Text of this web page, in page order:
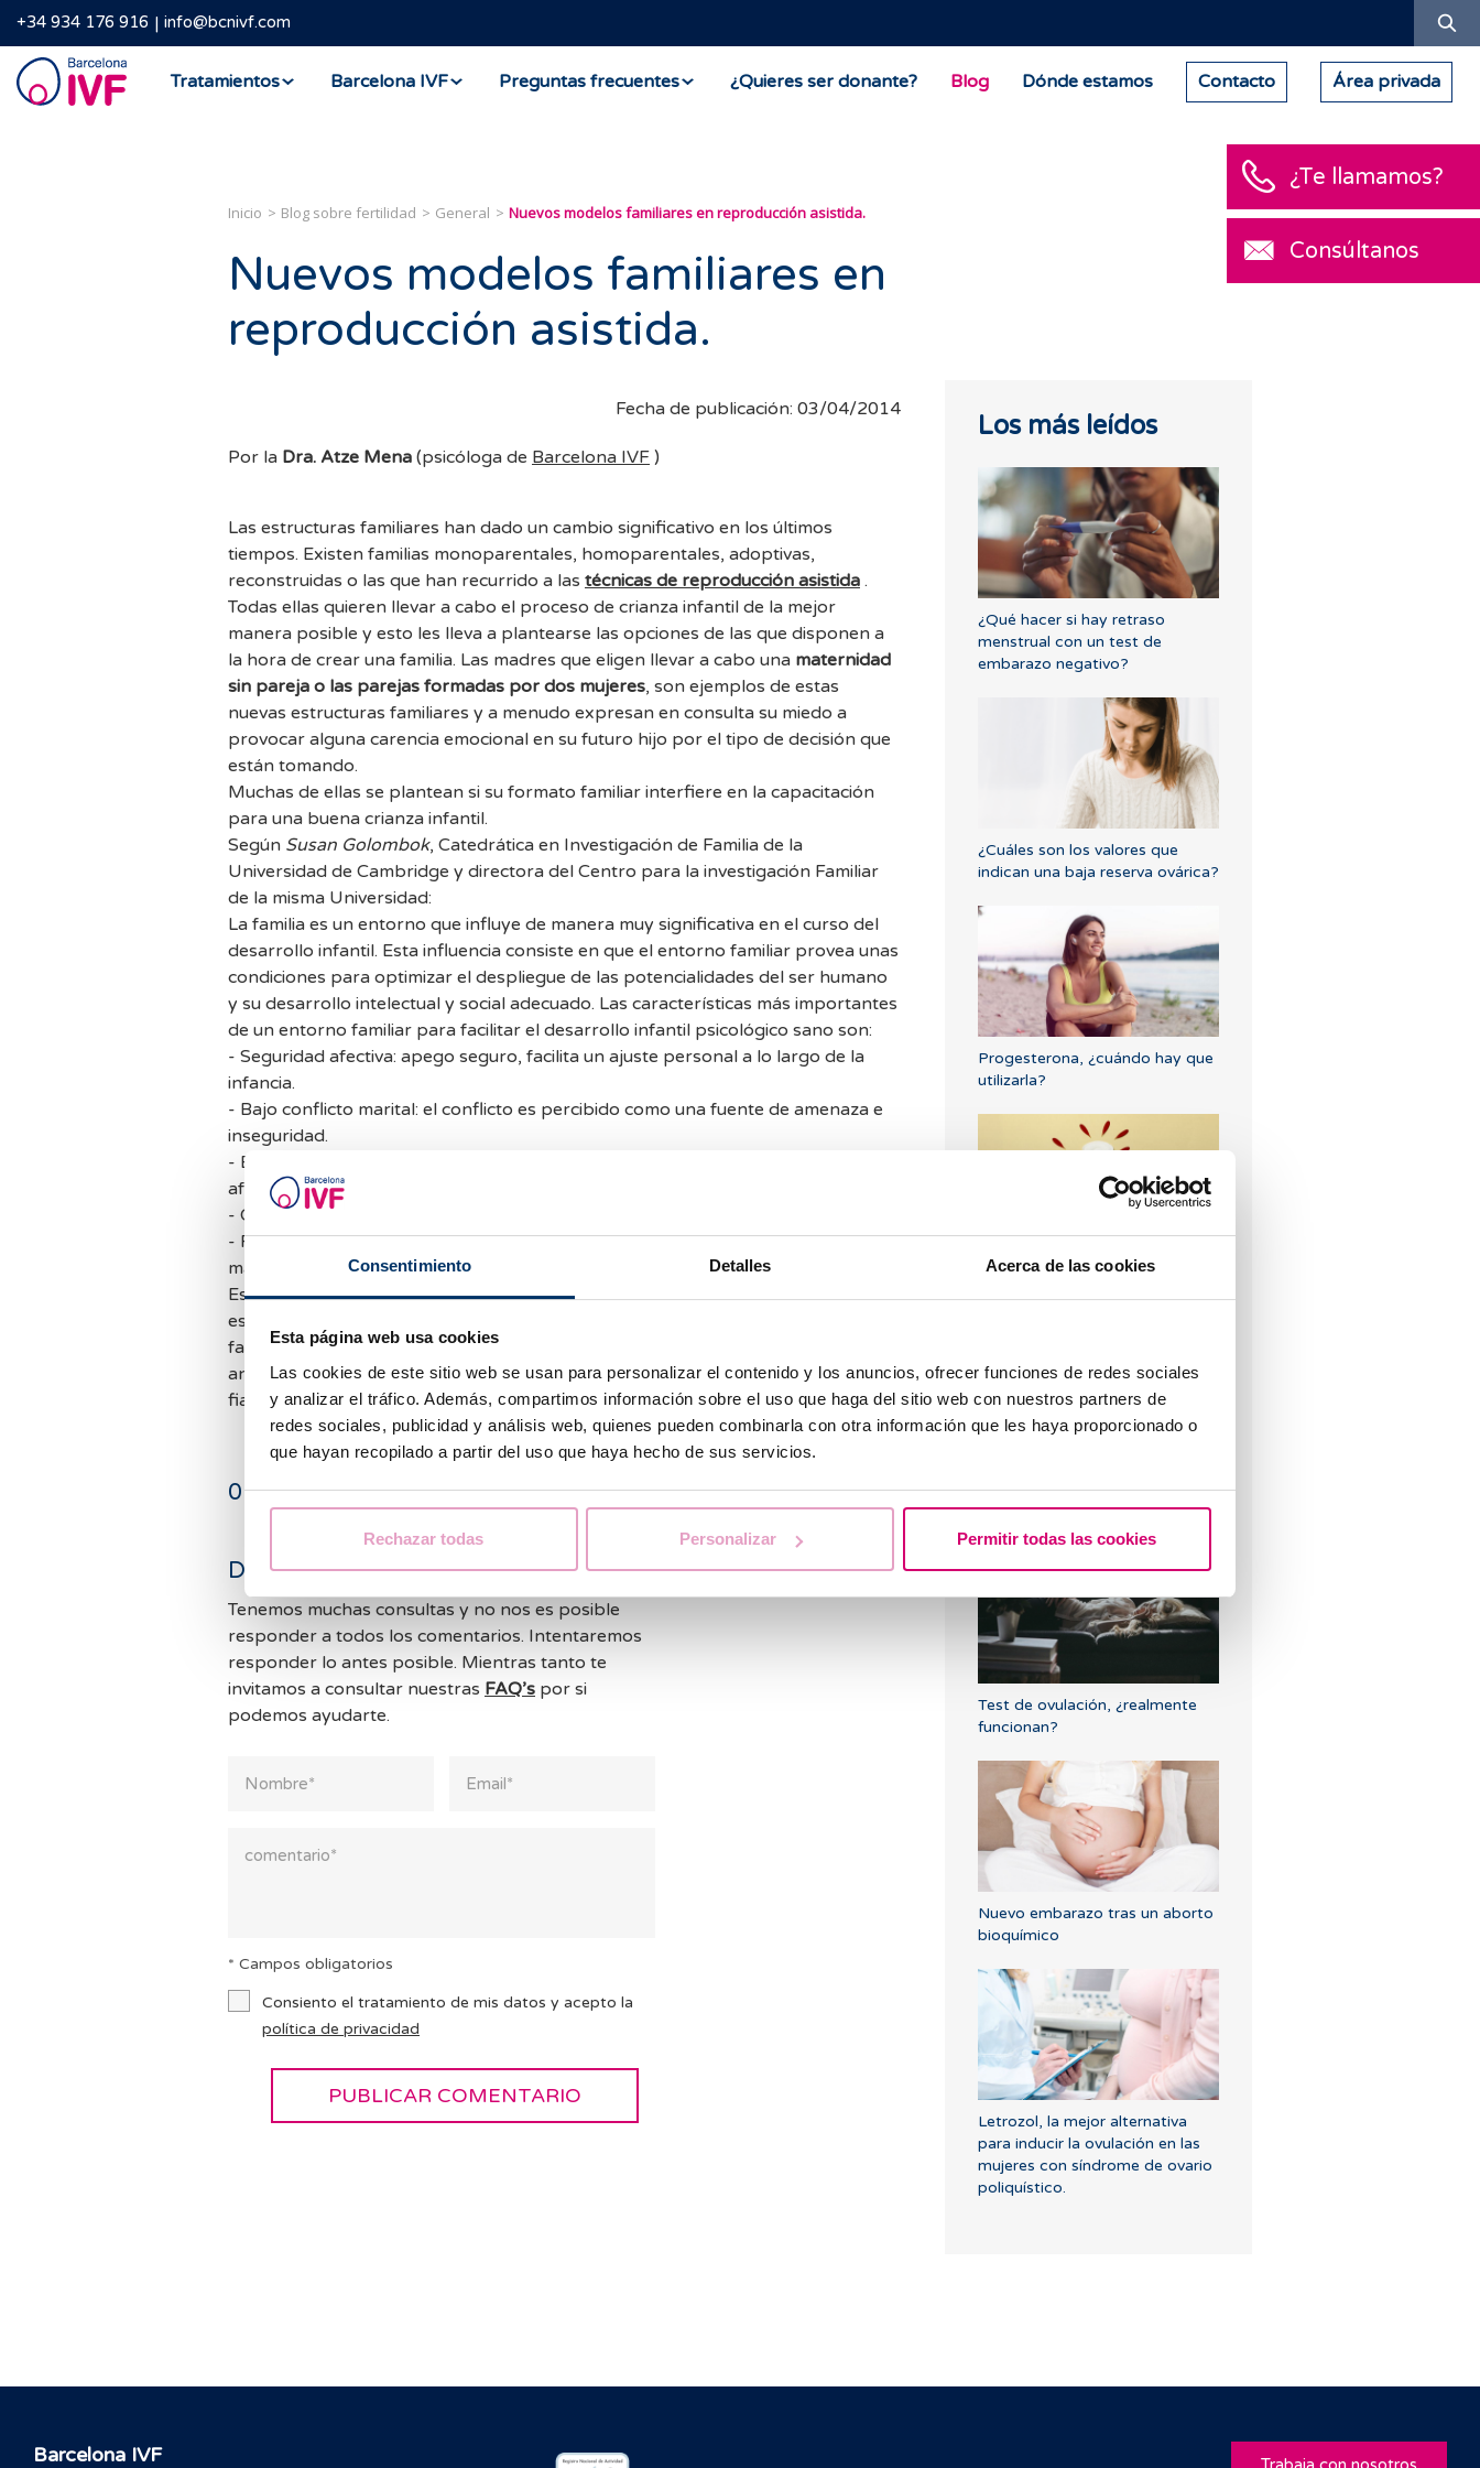
Consentimiento Detalles Acerca de las cookies
Esta página web usa cookies
Las cookies de este sitio web se usan para personalizar el contenido y los anuncios, ofrecer funciones de redes sociales
y analizar el tráfico. Además, compartimos información sobre el uso que haga del sitio web con nuestros partners de
redes sociales, publicidad y análisis web, quienes pueden combinarla con otra información que les haya proporcionado o
que hayan recopilado a partir del uso que haya hecho de sus servicios.
Rechazar todas Personalizar Permitir todas las cookies
+34 934 176 916 info@bcnivf.com
Barcelona
IVF
Tratamientos Barcelona IVF Preguntas frecuentes ¿Quieres ser donante? Blog Dónde estamos Contacto Área privada
Inicio Blog sobre fertilidad General Nuevos modelos familiares en reproducción asistida.
Nuevos modelos familiares en
reproducción asistida.
Fecha de publicación: 03/04/2014
Por la Dra. Atze Mena (psicóloga de Barcelona IVF )
Las estructuras familiares han dado un cambio significativo en los últimos
tiempos. Existen familias monoparentales, homoparentales, adoptivas,
reconstruidas o las que han recurrido a las técnicas de reproducción asistida .
Todas ellas quieren llevar a cabo el proceso de crianza infantil de la mejor
manera posible y esto les lleva a plantearse las opciones de las que disponen a
la hora de crear una familia. Las madres que eligen llevar a cabo una maternidad
sin pareja o las parejas formadas por dos mujeres, son ejemplos de estas
nuevas estructuras familiares y a menudo expresan en consulta su miedo a
provocar alguna carencia emocional en su futuro hijo por el tipo de decisión que
están tomando.
Muchas de ellas se plantean si su formato familiar interfiere en la capacitación
para una buena crianza infantil.
Según Susan Golombok, Catedrática en Investigación de Familia de la
Universidad de Cambridge y directora del Centro para la investigación Familiar
de la misma Universidad:
La familia es un entorno que influye de manera muy significativa en el curso del
desarrollo infantil. Esta influencia consiste en que el entorno familiar provea unas
condiciones para optimizar el despliegue de las potencialidades del ser humano
y su desarrollo intelectual y social adecuado. Las características más importantes
de un entorno familiar para facilitar el desarrollo infantil psicológico sano son:
- Seguridad afectiva: apego seguro, facilita un ajuste personal a lo largo de la
infancia.
- Bajo conflicto marital: el conflicto es percibido como una fuente de amenaza e
inseguridad.
- Estilo educativo democrático:hacer compatible la exigencia y la presencia de
afecto.
- Calidad en la interacción y de la estimulación del niño con sus progenitores
- Frustación óptima:ofrecer pequeños retos y dificultades para resolver de
manera autónoma y poder enfrentarse a las dificultades de la vida.
Es muy importante saber que, lacalidad de las relacionesy delcontexto familiar
es lo que verdaderamente afecta al
familia en si misma. Si las familias cumplen las condiciones citadas con
anterioridad estará capacitada para llevar a cabo el proceso de crianza con total
fiabilidad independientemente de tipo de estructura familiar que se tenga.
0comentarios
Deja un comentario
Tenemos muchas consultas y no nos es posible
responder a todos los comentarios. Intentaremos
responder lo antes posible. Mientras tanto te
invitamos a consultar nuestras FAQ’s por si
podemos ayudarte.
* Campos obligatorios
Consiento el tratamiento de mis datos y acepto la
política de privacidad
Los más leídos
¿Qué hacer si hay retraso
menstrual con un test de
embarazo negativo?
¿Cuáles son los valores que
indican una baja reserva ovárica?
Progesterona, ¿cuándo hay que
utilizarla?
Flujo marrón: causas, relación
he tenido o tengo quistes en los
Test de ovulación, ¿realmente
funcionan?
Nuevo embarazo tras un aborto
bioquímico
Letrozol, la mejor alternativa
para inducir la ovulación en las
mujeres con síndrome de ovario
poliquístico.
¿Te llamamos?
Consúltanos
Barcelona IVF